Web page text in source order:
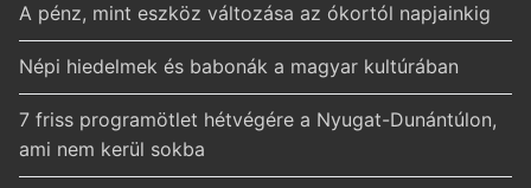
A pénz, mint eszköz változása az ókortól napjainkig
Népi hiedelmek és babonák a magyar kultúrában
7 friss programötlet hétvégére a Nyugat-Dunántúlon,
ami nem kerül sokba